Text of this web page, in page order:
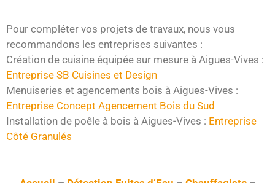
Pour compléter vos projets de travaux, nous vous
recommandons les entreprises suivantes :
Création de cuisine équipée sur mesure à Aigues-Vives :
Entreprise SB Cuisines et Design
Menuiseries et agencements bois à Aigues-Vives :
Entreprise Concept Agencement Bois du Sud
Installation de poêle à bois à Aigues-Vives : Entreprise
Côté Granulés